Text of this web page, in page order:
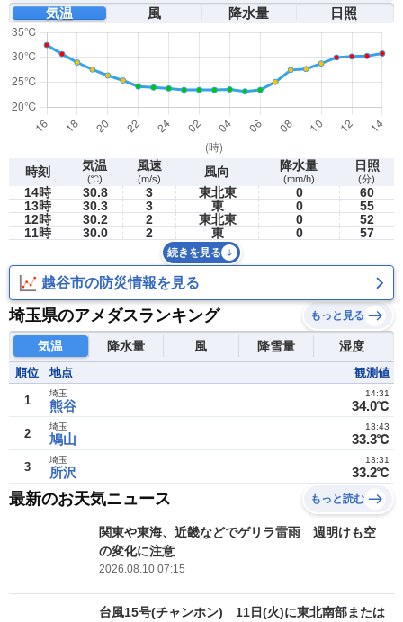
気温 風 降水量 日照
時刻 気温
(℃)
風速
(m/s) 風向 降水量
(mm/h)
日照
(分)
14時 30.8 3 東北東 0
60
13時
30.3 3 東 0
55
12時
30.2 2 東北東 0
52
11時
30.0 2 東 0 57
続きを見る
越谷市の防災情報を見る
埼玉県のアメダスランキング もっと見る
気温 降水量 風 降雪量 湿度
順位 地点 観測値
1 熊谷
埼玉
34.0℃
14:31
2 鳩山
埼玉
33.3℃
13:43
3 所沢
埼玉
33.2℃
13:31
最新のお天気ニュース もっと読む
関東や東海、近畿などでゲリラ雷雨 週明けも空
の変化に注意
2026.08.10 07:15
台風15号(チャンホン) 11日(火)に東北南部または